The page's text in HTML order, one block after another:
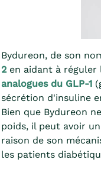
Bydureon, de son
2en aidant à réguler
analogues du GLP-1
sécrétion d'insuline
Bien que Bydureon
poids, il peut avoir
raison de son
les patients